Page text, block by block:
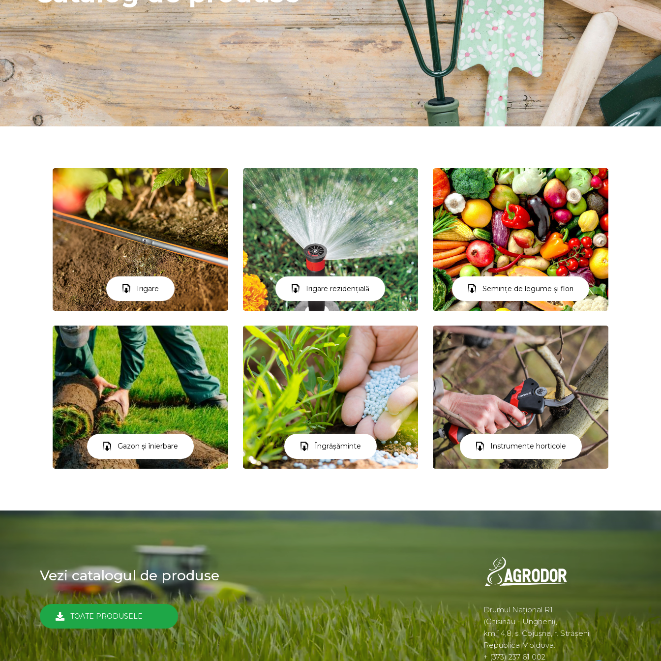
Irigare Irigare rezidențială Semințe de legume și flori
Gazon și înierbare Îngrășăminte Instrumente horticole
Vezi catalogul de produse
TOATE PRODUSELE
Drumul Național R1
(Chișinău - Ungheni),
km 14,8, s. Cojușna, r. Strășeni,
Republica Moldova.
+ (373) 237 61 002